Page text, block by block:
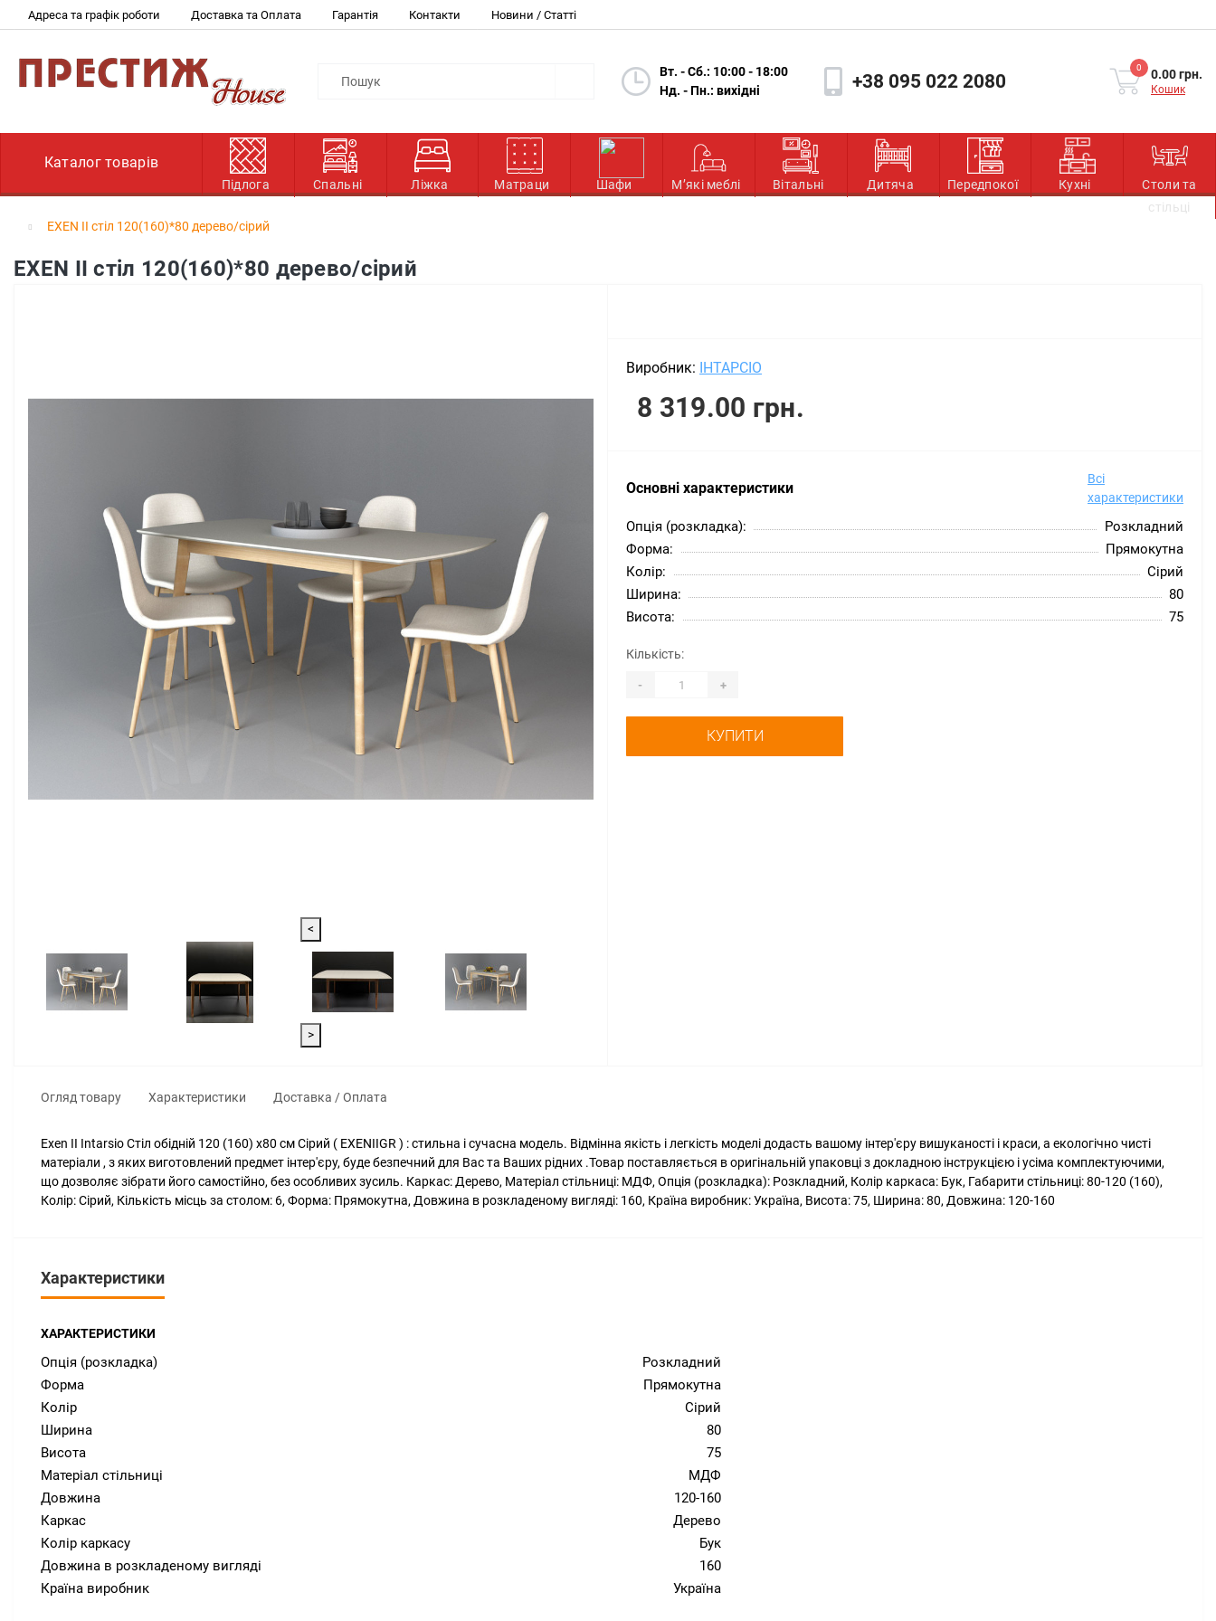
Адреса та графік роботи Доставка та Оплата Гарантія Контакти Новини / Статті
Вт. - Сб.: 10:00 - 18:00
Нд. - Пн.: вихідні
+38 095 022 2080
0 0.00 грн.
Кошик
Каталог товарів
Підлога Спальні Ліжка Матраци Шафи М’які меблі Вітальні Дитяча Передпокої Кухні
Столи та
стільці
EXEN ІІ стіл 120(160)*80 дерево/сірий
EXEN ІІ стіл 120(160)*80 дерево/сірий
<
>
Виробник: ІНТАРСІО
8 319.00 грн.
Основні характеристики
Всі
характеристики
Опція (розкладка):
Розкладний
Форма:
Прямокутна
Колір:
Сірий
Ширина:
80
Висота:
75
Кількість:
- +
КУПИТИ
Огляд товару Характеристики Доставка / Оплата
Exen II Intarsio Стіл обідній 120 (160) х80 см Сірий ( EXENIIGR ) : стильна і сучасна модель. Відмінна якість і легкість моделі додасть вашому інтер'єру вишуканості і краси, а екологічно чисті
матеріали , з яких виготовлений предмет інтер'єру, буде безпечний для Вас та Ваших рідних .Товар поставляється в оригінальній упаковці з докладною інструкцією і усіма комплектуючими,
що дозволяє зібрати його самостійно, без особливих зусиль. Каркас: Дерево, Матеріал стільниці: МДФ, Опція (розкладка): Розкладний, Колір каркаса: Бук, Габарити стільниці: 80-120 (160),
Колір: Сірий, Кількість місць за столом: 6, Форма: Прямокутна, Довжина в розкладеному вигляді: 160, Країна виробник: Україна, Висота: 75, Ширина: 80, Довжина: 120-160
Характеристики
ХАРАКТЕРИСТИКИ
Опція (розкладка)
Розкладний
Форма
Прямокутна
Колір
Сірий
Ширина
80
Висота
75
Матеріал стільниці
МДФ
Довжина
120-160
Каркас
Дерево
Колір каркасу
Бук
Довжина в розкладеному вигляді
160
Країна виробник
Україна